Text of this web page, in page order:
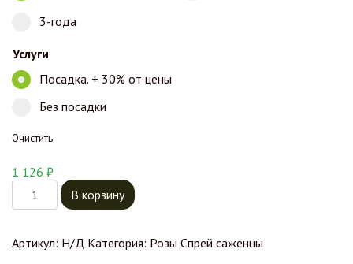
3-года
Услуги
Посадка. + 30% от цены
Без посадки
Очистить
1 126 ₽
Количество товара Роза Лувина
В корзину
Артикул: Н/Д Категория: Розы Спрей саженцы